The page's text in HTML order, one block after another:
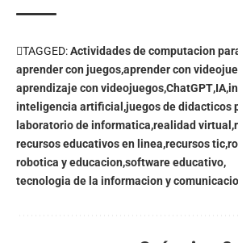
TAGGED:Actividades de computacion
aprender con juegosaprender con
aprendizaje con videojuegosChatGPT IA
inteligencia artificial juegos de didacticos
laboratorio de informatica realidad virtual
recursos educativos en linea recursos tic
robotica y educacion software educativo
tecnologia de la informacion y